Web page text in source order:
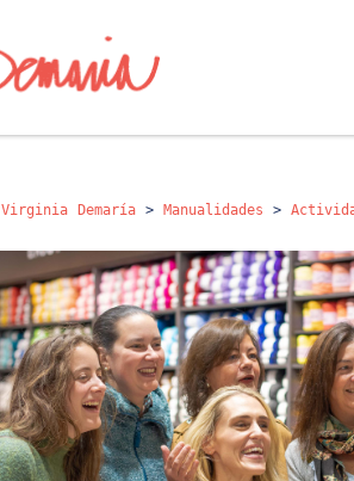
Virginia Demaría > Manualidades >